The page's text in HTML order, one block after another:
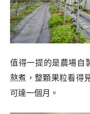
值得一提的是農場自
熬煮，整顆果粒看得
可達一個月。